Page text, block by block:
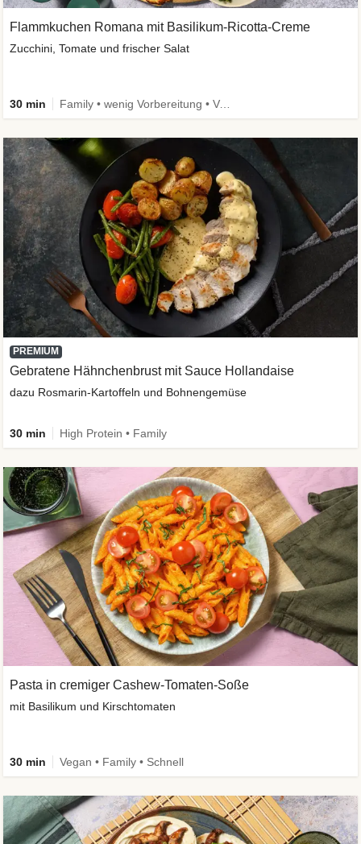
Flammkuchen Romana mit Basilikum-Ricotta-Creme
Zucchini, Tomate und frischer Salat
30 min Family • wenig Vorbereitung • Vegetarisch
PREMIUM
Gebratene Hähnchenbrust mit Sauce Hollandaise
dazu Rosmarin-Kartoffeln und Bohnengemüse
30 min High Protein • Family
Pasta in cremiger Cashew-Tomaten-Soße
mit Basilikum und Kirschtomaten
30 min Vegan • Family • Schnell